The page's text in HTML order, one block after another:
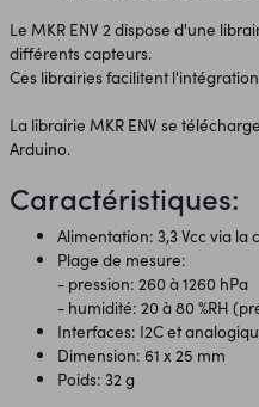
Le MKR ENV 2 dispose d'une
différents capteurs.
Ces librairies facilitent
La librairie MKR ENV se
Arduino.
Caractéristiques:
Alimentation: 3,3 Vcc via la
Plage de mesure:
- pression: 260 à 1260 hPa
- humidité: 20 à 80 %RH
Interfaces: I2C et
Dimension: 61 x 25 mm
Poids: 32 g